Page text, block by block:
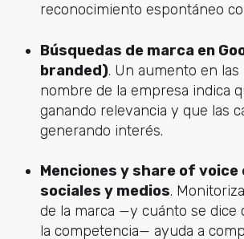
reconocimiento espontáneo
Búsquedas de marca en
branded). Un aumento en las
nombre de la empresa indica
ganando relevancia y que las
generando interés.
Menciones y share of voice
sociales y medios.
de la marca —y cuánto se dice
la competencia— ayuda a